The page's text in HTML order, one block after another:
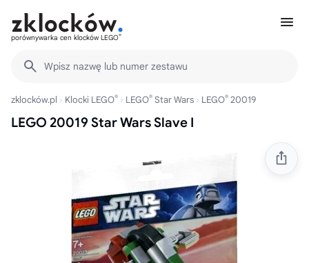
porównywarka cen klocków LEGO®
Wpisz nazwę lub numer zestawu
zklocków.pl Klocki LEGO® LEGO® Star Wars LEGO® 20019
LEGO 20019 Star Wars Slave I